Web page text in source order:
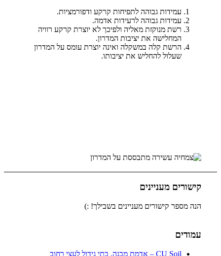
עמידות גבוהה לתפיחות קרקע ודפורמציות.
עמידות גבוהה לרעידות אדמה.
רשת מנוקזת מאליה ולפיכך לא יוצרת קרקע רוויה
המחלישה את יציבות המדרון.
הרשת קלה במשקלה ואינה יוצרת עומס על המדרון
שעלול להחליש את יציבותו.
קישורים מעניינים
הנה מספר קישורים מעניינים בשבילך! :)
עמודים
CU Soil – אדמת מבנה, בתי גידול לעצי רחוב